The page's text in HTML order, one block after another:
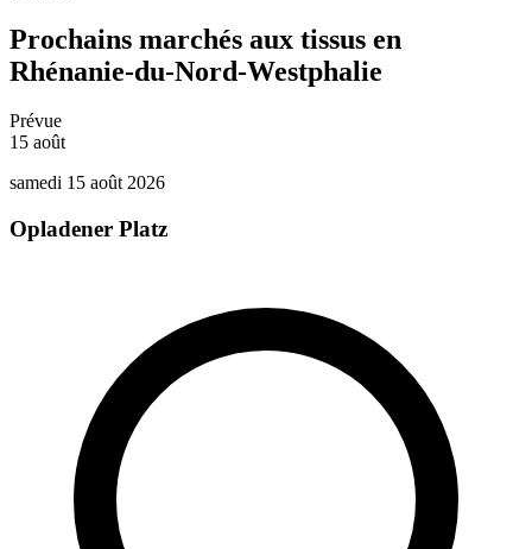
Prochains marchés aux tissus en
Rhénanie-du-Nord-Westphalie
Prévue
15 août
samedi 15 août 2026
Opladener Platz